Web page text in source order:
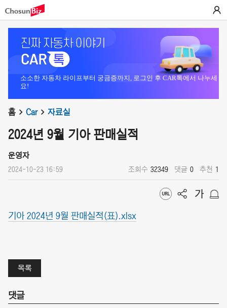
소소한 자동차 라이프부터 궁금증까지, 로그인 후 CAR톡에서 나누세
요!
홈 Car 자료실
2024년 9월 기아 판매실적
운영자
2024-10-23 16:59 조회수 32349 댓글 0 추천 1
기아 2024년 9월 판매실적(표).xlsx
목록
댓글